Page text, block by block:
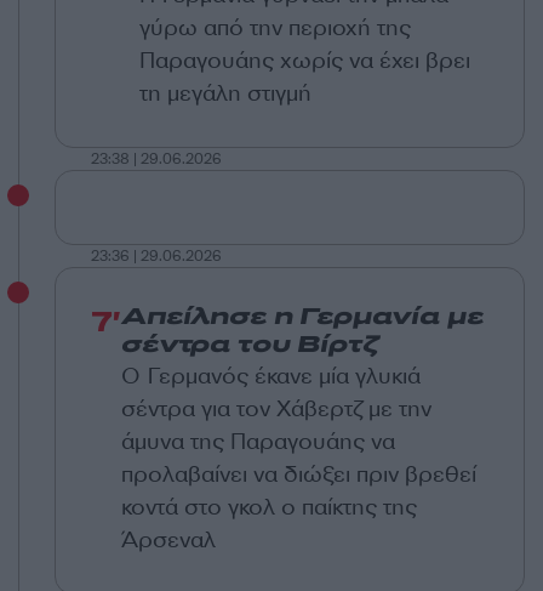
γύρω από την περιοχή της
Παραγουάης χωρίς να έχει βρει
τη μεγάλη στιγμή
23:38 | 29.06.2026
23:36 | 29.06.2026
7'Απείλησε η Γερμανία με
σέντρα του Βίρτζ
Ο Γερμανός έκανε μία γλυκιά
σέντρα για τον Χάβερτζ με την
άμυνα της Παραγουάης να
προλαβαίνει να διώξει πριν βρεθεί
κοντά στο γκολ ο παίκτης της
Άρσεναλ